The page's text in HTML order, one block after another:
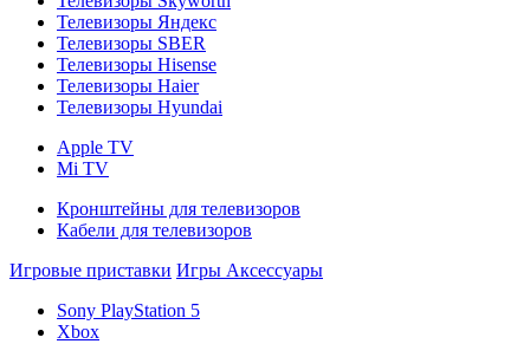
Телевизоры Яндекс
Телевизоры SBER
Телевизоры Hisense
Телевизоры Haier
Телевизоры Hyundai
Apple TV
Mi TV
Кронштейны для телевизоров
Кабели для телевизоров
Игровые приставки Игры Аксессуары
Sony PlayStation 5
Xbox